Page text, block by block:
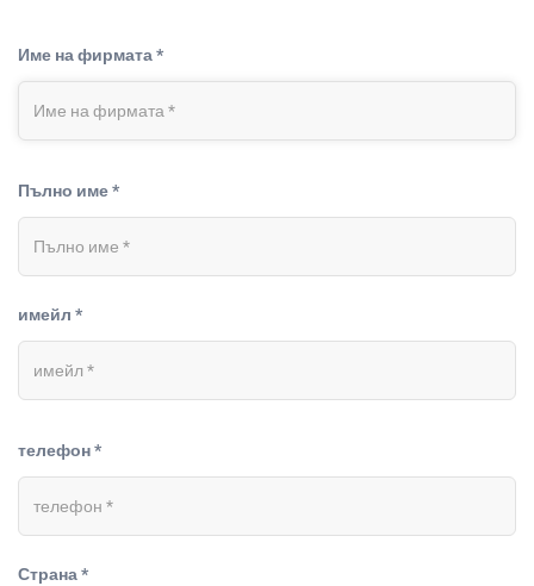
Име на фирмата *
Пълно име *
имейл *
телефон *
Страна *